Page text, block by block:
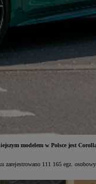
modelem w Polsce jest
111 165 egz.